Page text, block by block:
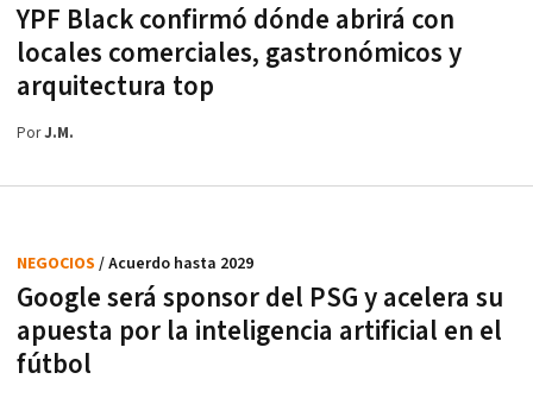
YPF Black confirmó dónde abrirá con
locales comerciales, gastronómicos y
arquitectura top
PorJ.M.
Google será sponsor del PSG y acelera su
apuesta por la inteligencia artificial en el
fútbol
NEGOCIOS / Acuerdo hasta 2029